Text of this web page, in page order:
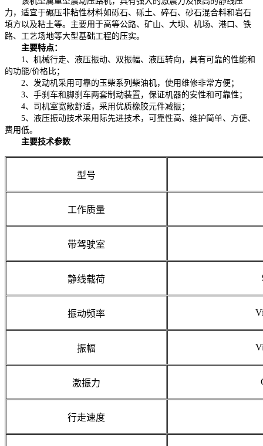
力，适宜于碾压非粘性材料如砾石、砾土、碎石、砂石混合料和岩石
填方以及粘土等。主要用于高等公路、矿山、大坝、机场、港口、铁
路、工艺场地等大型基础工程的压实。
主要特点：
1、机械行走、液压振动、双振幅、液压转向，具有可靠的性能和
的功能/价格比；
2、发动机采用可靠的玉柴系列柴油机，使用维修非常方便；
3、手刹车和脚刹车两套制动装置，保证机器的安性和可靠性；
4、司机室宽敞舒适，采用优质橡胶元件减振；
5、液压振动技术采用际先进技术，可靠性高、维护简单、方便、
费用低。
主要技术参数
型号
工作质量
带驾驶室
静线载荷
振动频率
振幅
激振力
行走速度